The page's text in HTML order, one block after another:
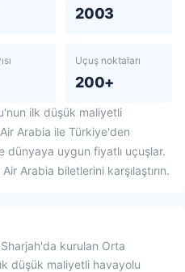
2003
Uçuş noktaları
200+
ilk düşük maliyetli
Arabia ile Türkiye'den
dünyaya uygun fiyatlı uçuşlar.
Arabia biletlerini karşılaştırın.
kurulan Orta
düşük maliyetli havayolu